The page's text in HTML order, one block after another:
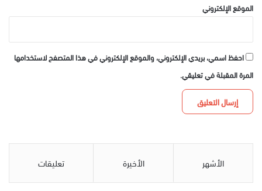
الموقع الإلكتروني
احفظ اسمي، بريدي الإلكتروني، والموقع الإلكتروني في هذا المتصفح لاستخدامها
المرة المقبلة في تعليقي.
الأشهر الأخيرة تعليقات